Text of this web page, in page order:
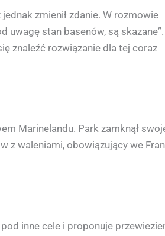
zmienił zdanie. W rozmowie
uwagę stan basenów, są skazane”.
znaleźć rozwiązanie dla tej coraz
Marinelandu. Park zamknął
z waleniami, obowiązujący we
inne cele i proponuje